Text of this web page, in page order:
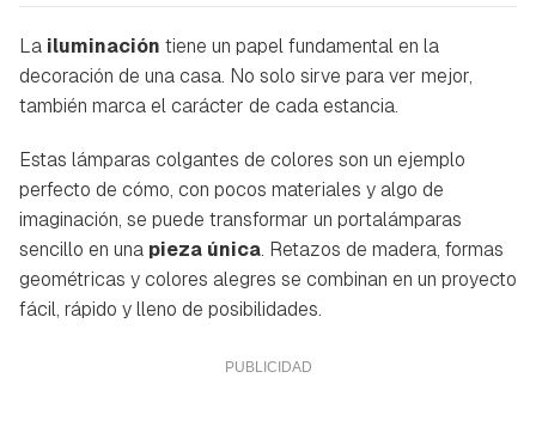
La iluminación tiene un papel fundamental en la
decoración de una casa. No solo sirve para ver mejor,
también marca el carácter de cada estancia.
Estas lámparas colgantes de colores son un ejemplo
perfecto de cómo, con pocos materiales y algo de
imaginación, se puede transformar un portalámparas
sencillo en una pieza única. Retazos de madera, formas
geométricas y colores alegres se combinan en un proyecto
fácil, rápido y lleno de posibilidades.